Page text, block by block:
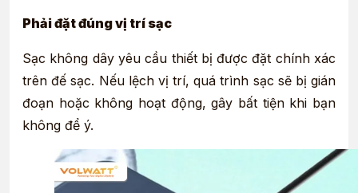
Phải đặt đúng vị trí sạc
Sạc không dây yêu cầu thiết bị được đặt chính xác
trên đế sạc. Nếu lệch vị trí, quá trình sạc sẽ bị gián
đoạn hoặc không hoạt động, gây bất tiện khi bạn
không để ý.